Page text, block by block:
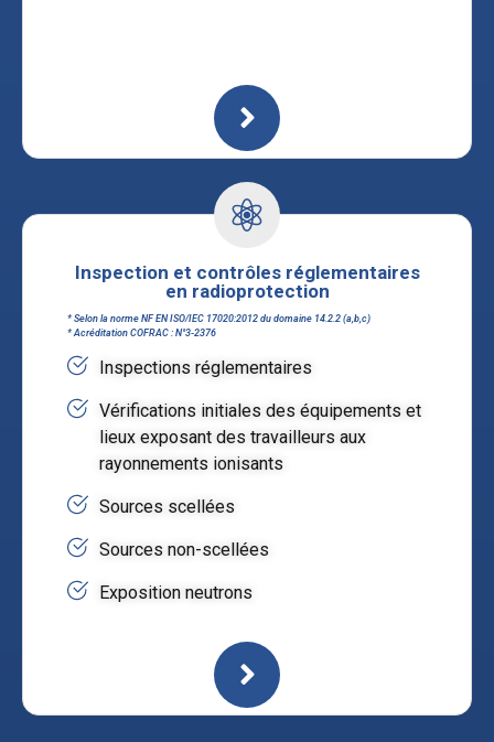
Inspection et contrôles réglementaires
en radioprotection
* Selon la norme NF EN ISO/IEC 17020:2012 du domaine 14.2.2 (a,b,c)
* Acréditation COFRAC : N°3-2376
Inspections réglementaires
Vérifications initiales des équipements et
lieux exposant des travailleurs aux
rayonnements ionisants
Sources scellées
Sources non-scellées
Exposition neutrons